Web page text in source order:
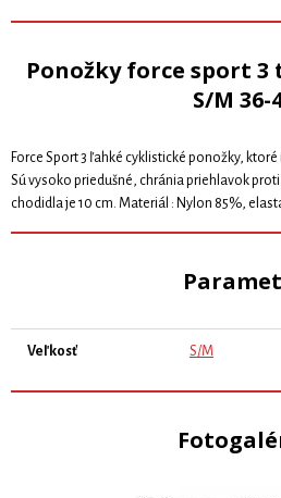
Ponožky force sport
S/M 36-
Force Sport 3 ľahké cyklistické ponožky,
Sú vysoko priedušné, chránia priehlavok
chodidla je 10 cm. Materiál : Nylon 85%,
Veľkosť S/M